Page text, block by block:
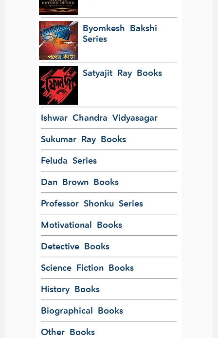
Byomkesh Bakshi
Series
Satyajit Ray Books
Ishwar Chandra Vidyasagar
Sukumar Ray Books
Feluda Series
Dan Brown Books
Professor Shonku Series
Motivational Books
Detective Books
Science Fiction Books
History Books
Biographical Books
Other Books